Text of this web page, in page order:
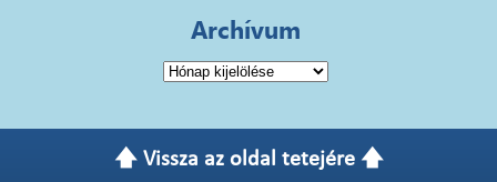
Archívum
Archívum
🡅 Vissza az oldal tetejére 🡅